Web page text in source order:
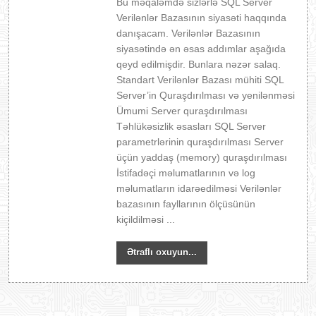
Verilənlər Bazasının siyasəti haqqında
danışacam. Verilənlər Bazasının
siyasətində ən əsas addımlar aşağıda
qeyd edilmişdir. Bunlara nəzər salaq.
Standart Verilənlər Bazası mühiti SQL
Server’in Quraşdırılması və yenilənməsi
Ümumi Server quraşdırılması
Təhlükəsizlik əsasları SQL Server
parametrlərinin quraşdırılması Server
üçün yaddaş (memory) quraşdırılması
İstifadəçi məlumatlarının və log
məlumatların idarəedilməsi Verilənlər
bazasının fayllarının ölçüsünün
kiçildilməsi ...
Ətraflı oxuyun...